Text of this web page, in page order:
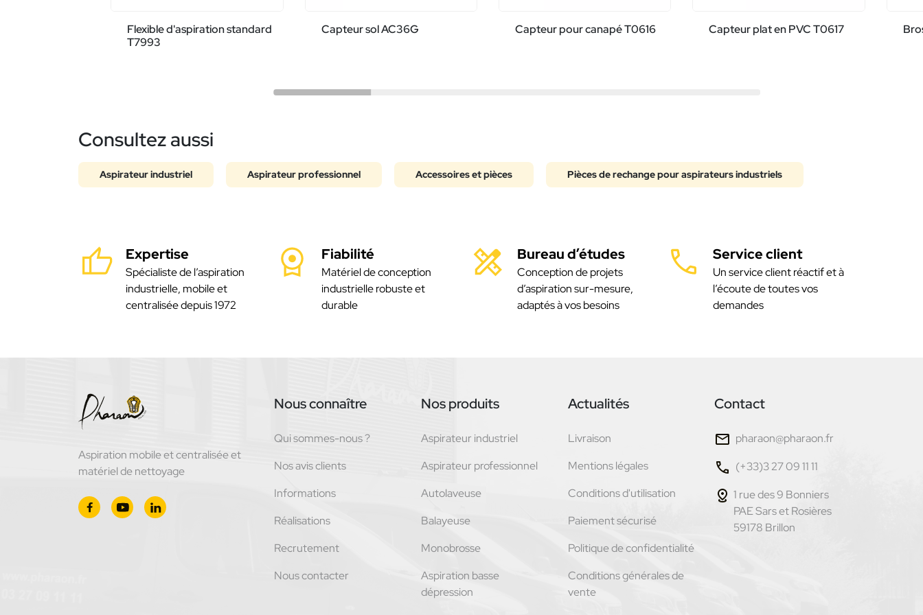
Flexible d'aspiration standard
T7993
Capteur sol AC36G Capteur pour canapé T0616 Capteur plat en PVC T0617
Consultez aussi
Aspirateur industriel Aspirateur professionnel Accessoires et pièces Pièces de rechange pour aspirateurs industriels
Expertise
Spécialiste de l’aspiration
industrielle, mobile et
centralisée depuis 1972
Fiabilité
Matériel de conception
industrielle robuste et
durable
Bureau d’études
Conception de projets
d’aspiration sur-mesure,
adaptés à vos besoins
Service client
Un service client réactif et à
l’écoute de toutes vos
demandes
Aspiration mobile et centralisée et
matériel de nettoyage
Nous connaître
Qui sommes-nous ?
Nos avis clients
Informations
Réalisations
Recrutement
Nous contacter
Nos produits
Aspirateur industriel
Aspirateur professionnel
Autolaveuse
Balayeuse
Monobrosse
Aspiration basse
dépression
Actualités
Livraison
Mentions légales
Conditions d'utilisation
Paiement sécurisé
Politique de confidentialité
Conditions générales de
vente
Contact
pharaon@pharaon.fr
(+33)3 27 09 11 11
1 rue des 9 Bonniers
PAE Sars et Rosières
59178 Brillon